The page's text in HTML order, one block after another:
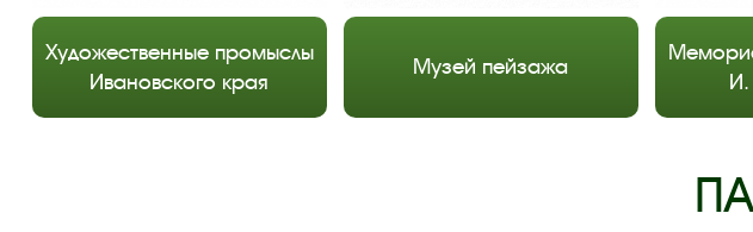
Художественные промыслы
Ивановского края
Музей пейзажа
И.